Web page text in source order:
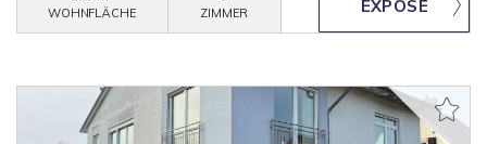
WOHNFLÄCHE
ZIMMER